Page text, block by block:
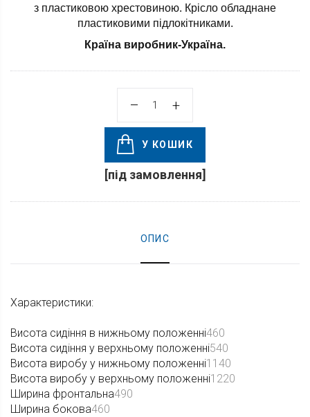
з пластиковою хрестовиною. Крісло обладнане
пластиковими підлокітниками.
Країна виробник-Україна.
У КОШИК
[під замовлення]
ОПИС
Характеристики:
Висота сидіння в нижньому положенні460
Висота сидіння у верхньому положенні540
Висота виробу у нижньому положенні1140
Висота виробу у верхньому положенні1220
Ширина фронтальна490
Ширина бокова460